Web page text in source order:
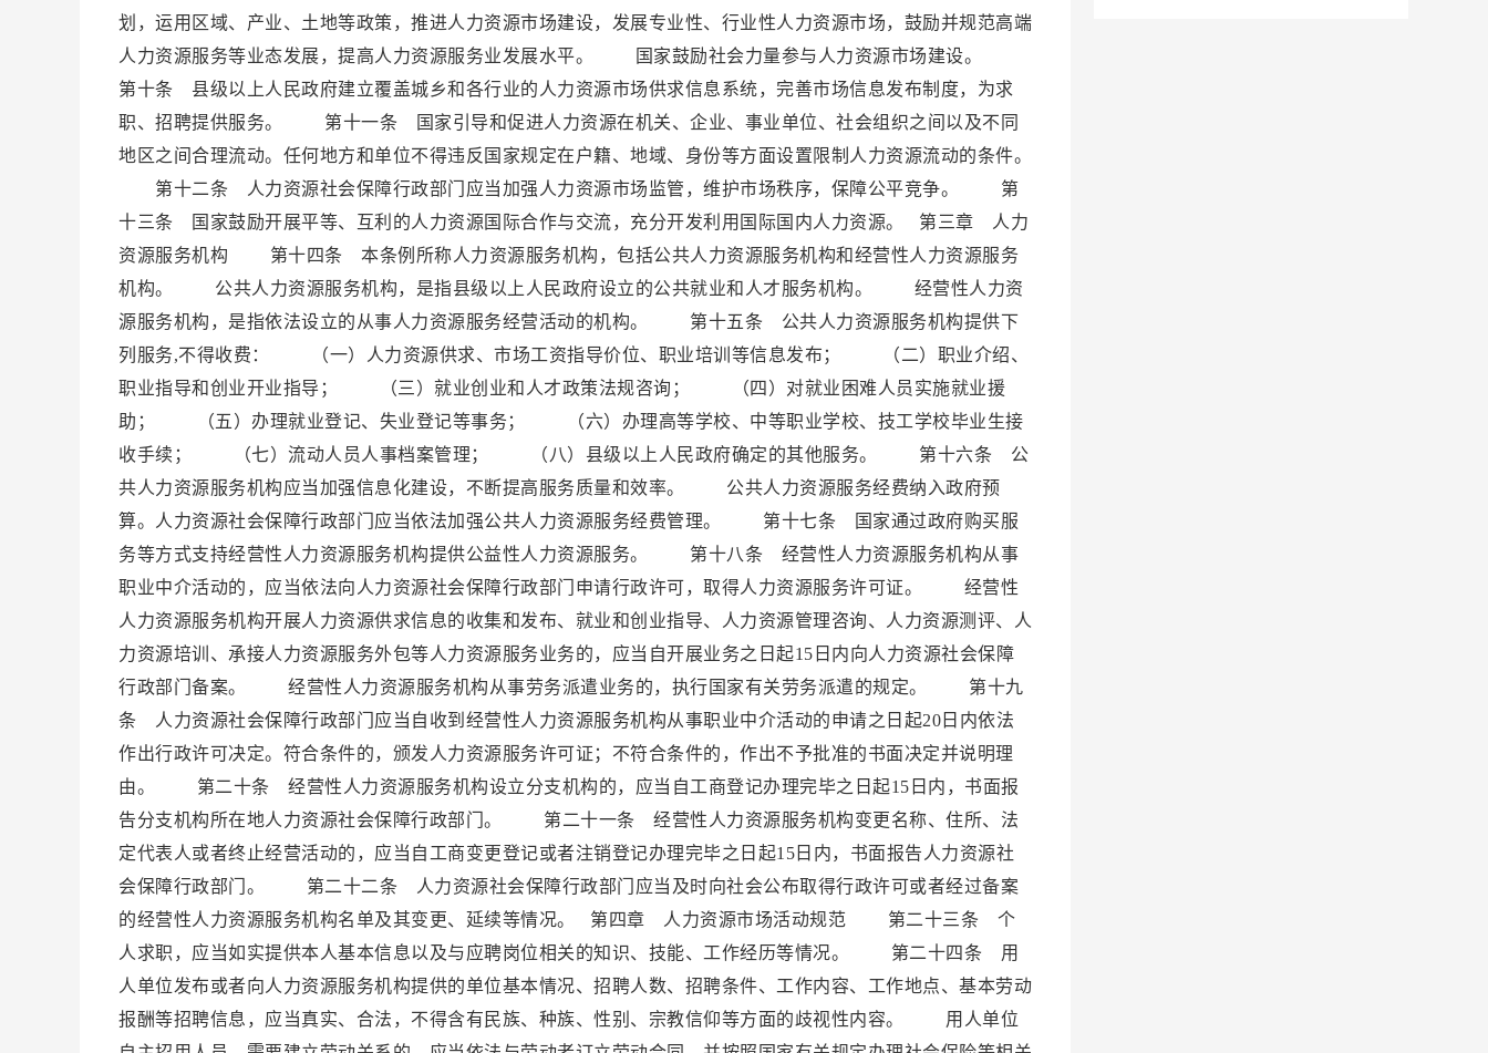
划，运用区域、产业、土地等政策，推进人力资源市场建设，发展专业性、行业性人力资源市场，鼓励并规范高端
人力资源服务等业态发展，提高人力资源服务业发展水平。 国家鼓励社会力量参与人力资源市场建设。
第十条 县级以上人民政府建立覆盖城乡和各行业的人力资源市场供求信息系统，完善市场信息发布制度，为求
职、招聘提供服务。 第十一条 国家引导和促进人力资源在机关、企业、事业单位、社会组织之间以及不同
地区之间合理流动。任何地方和单位不得违反国家规定在户籍、地域、身份等方面设置限制人力资源流动的条件。
第十二条 人力资源社会保障行政部门应当加强人力资源市场监管，维护市场秩序，保障公平竞争。 第
十三条 国家鼓励开展平等、互利的人力资源国际合作与交流，充分开发利用国际国内人力资源。 第三章 人力
资源服务机构 第十四条 本条例所称人力资源服务机构，包括公共人力资源服务机构和经营性人力资源服务
机构。 公共人力资源服务机构，是指县级以上人民政府设立的公共就业和人才服务机构。 经营性人力资
源服务机构，是指依法设立的从事人力资源服务经营活动的机构。 第十五条 公共人力资源服务机构提供下
列服务,不得收费： （一）人力资源供求、市场工资指导价位、职业培训等信息发布； （二）职业介绍、
职业指导和创业开业指导； （三）就业创业和人才政策法规咨询； （四）对就业困难人员实施就业援
助； （五）办理就业登记、失业登记等事务； （六）办理高等学校、中等职业学校、技工学校毕业生接
收手续； （七）流动人员人事档案管理； （八）县级以上人民政府确定的其他服务。 第十六条 公
共人力资源服务机构应当加强信息化建设，不断提高服务质量和效率。 公共人力资源服务经费纳入政府预
算。人力资源社会保障行政部门应当依法加强公共人力资源服务经费管理。 第十七条 国家通过政府购买服
务等方式支持经营性人力资源服务机构提供公益性人力资源服务。 第十八条 经营性人力资源服务机构从事
职业中介活动的，应当依法向人力资源社会保障行政部门申请行政许可，取得人力资源服务许可证。 经营性
人力资源服务机构开展人力资源供求信息的收集和发布、就业和创业指导、人力资源管理咨询、人力资源测评、人
力资源培训、承接人力资源服务外包等人力资源服务业务的，应当自开展业务之日起15日内向人力资源社会保障
行政部门备案。 经营性人力资源服务机构从事劳务派遣业务的，执行国家有关劳务派遣的规定。 第十九
条 人力资源社会保障行政部门应当自收到经营性人力资源服务机构从事职业中介活动的申请之日起20日内依法
作出行政许可决定。符合条件的，颁发人力资源服务许可证；不符合条件的，作出不予批准的书面决定并说明理
由。 第二十条 经营性人力资源服务机构设立分支机构的，应当自工商登记办理完毕之日起15日内，书面报
告分支机构所在地人力资源社会保障行政部门。 第二十一条 经营性人力资源服务机构变更名称、住所、法
定代表人或者终止经营活动的，应当自工商变更登记或者注销登记办理完毕之日起15日内，书面报告人力资源社
会保障行政部门。 第二十二条 人力资源社会保障行政部门应当及时向社会公布取得行政许可或者经过备案
的经营性人力资源服务机构名单及其变更、延续等情况。 第四章 人力资源市场活动规范 第二十三条 个
人求职，应当如实提供本人基本信息以及与应聘岗位相关的知识、技能、工作经历等情况。 第二十四条 用
人单位发布或者向人力资源服务机构提供的单位基本情况、招聘人数、招聘条件、工作内容、工作地点、基本劳动
报酬等招聘信息，应当真实、合法，不得含有民族、种族、性别、宗教信仰等方面的歧视性内容。 用人单位